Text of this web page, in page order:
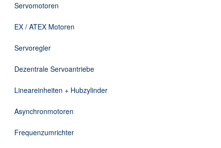
Downloads
Kontakt
Servomotoren
EX / ATEX Motoren
Servoregler
Dezentrale Servoantriebe
Lineareinheiten + Hubzylinder
Asynchronmotoren
Frequenzumrichter